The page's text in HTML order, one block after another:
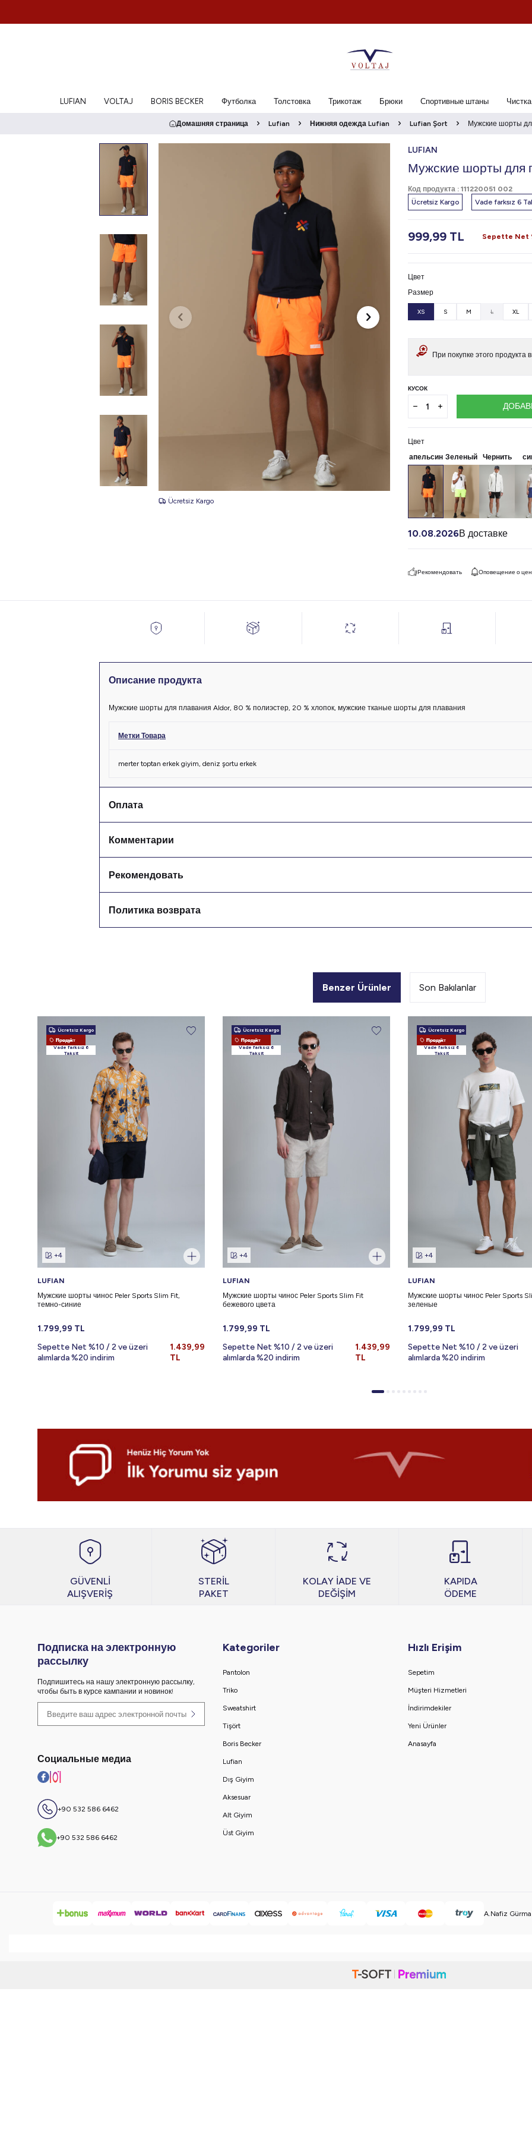
LUFIAN VOLTAJ BORIS BECKER Футболка Толстовка Трикотаж Брюки Спортивные штаны Чистка
Домашняя страница Lufian Нижняя одежда Lufian Lufian Şort Мужские шорты
Ücretsiz Kargo
LUFIAN
Мужские шорты для
Код продукта : 111220051 002
Ücretsiz Kargo
Vade farksız 6
999,99 TL Sepette Net
Цвет
Размер
XS S M L XL
При покупке этого продукта
КУСОК
Цвет
апельсин Зеленый Чернить
10.08.2026В доставке
Рекомендовать Оповещение о
Описание продукта
Мужские шорты для плавания Aldor, 80 % полиэстер, 20 % хлопок, мужские тканые шорты для плавания
Метки Товара
merter toptan erkek giyim, deniz şortu erkek
Оплата
Комментарии
Рекомендовать
Политика возврата
Benzer Ürünler Son Bakılanlar
Ücretsiz Kargo
Новый Продукт
Vade farksız 6
Taksit
+4
LUFIAN
Мужские шорты чинос Peler Sports Slim Fit,
темно-синие
1.799,99 TL
Sepette Net %10 / 2 ve üzeri
alımlarda %20 indirim
1.439,99
TL
Ücretsiz Kargo
Новый Продукт
Vade farksız 6
Taksit
+4
LUFIAN
Мужские шорты чинос Peler Sports Slim Fit
бежевого цвета
1.799,99 TL
Sepette Net %10 / 2 ve üzeri
alımlarda %20 indirim
1.439,99
TL
Ücretsiz Kargo
Новый Продукт
Vade farksız 6
Taksit
+4
LUFIAN
Мужские шорты чинос Peler Sports
зеленые
1.799,99 TL
Sepette Net %10 / 2 ve üzeri
alımlarda %20 indirim
GÜVENLİ
ALIŞVERİŞ
STERİL
PAKET
KOLAY İADE VE
DEĞİŞİM
KAPIDA
ÖDEME
Подписка на электронную
рассылку
Подпишитесь на нашу электронную рассылку,
чтобы быть в курсе кампании и новинок!
Социальные медиа
+90 532 586 6462
+90 532 586 6462
Kategoriler
Pantolon
Triko
Sweatshirt
Tişört
Boris Becker
Lufian
Dış Giyim
Aksesuar
Alt Giyim
Üst Giyim
Hızlı Erişim
Sepetim
Müşteri Hizmetleri
İndirimdekiler
Yeni Ürünler
Anasayfa
A.Nafiz